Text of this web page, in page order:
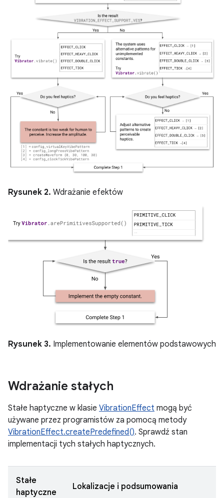
Rysunek 2. Wdrażanie efektów
Rysunek 3. Implementowanie elementów podstawowych
Wdrażanie stałych
Stałe haptyczne w klasie VibrationEffect mogą być
używane przez programistów za pomocą metody
VibrationEffect.createPredefined(). Sprawdź stan
implementacji tych stałych haptycznych.
Stałe
haptyczne
Lokalizacje i podsumowania